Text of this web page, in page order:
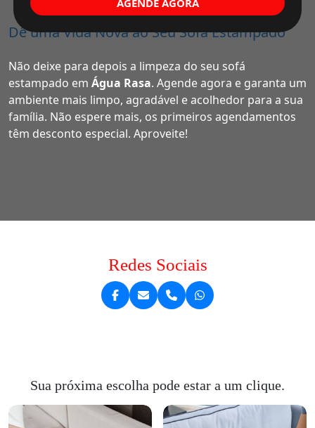
Dê uma Vida Nova ao Seu Sofá Estampado
Não deixe para depois a limpeza do seu sofá
estampado em Água Rasa. Agende agora e garanta um
ambiente mais limpo, agradável e acolhedor para a sua
família. Não espere mais, os primeiros agendamentos
têm desconto especial. Aproveite!
Redes Sociais
Sua próxima escolha pode estar a um clique.